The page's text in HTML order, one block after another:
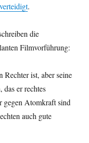
.
die
Filmvorführung:
Rechter ist, aber seine
das er rechtes
gegen Atomkraft sind
auch gute